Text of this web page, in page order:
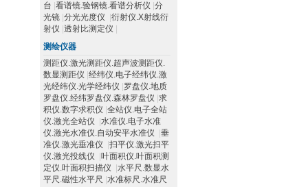
台 看谱镜.验钢镜.看谱分析仪 分
光镜 分光光度仪
衍射仪.X射线衍
射仪 透射比测定仪
测绘仪器
测距仪.激光测距仪.超声波测距仪.
数显测距仪 经纬仪.电子经纬仪.激
光经纬仪.光学经纬仪 罗盘仪.地质
罗盘仪.经纬罗盘仪.森林罗盘仪 求
积仪.数字求积仪 全站仪.电子全站
仪.激光全站仪
水准仪.电子水准
仪.激光水准仪.自动安平水准仪
垂
准仪.激光垂准仪
扫平仪.激光扫平
仪.激光投线仪
叶面积仪.叶面积测
定仪.叶面积扫描仪
水平尺.数显水
平尺.磁性水平尺 水准标尺.水准尺